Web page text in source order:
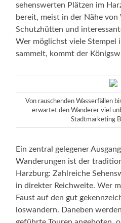
sehenswerten Plätzen im
bereit, meist in der Nähe von
Schutzhütten und
Wer möglichst viele Stempel
sammelt, kommt der
Von rauschenden Wasserfällen
erwartet den Wanderer viel
Stadtmarketing
Ein zentral gelegener
Wanderungen ist der
Harzburg: Zahlreiche
in direkter Reichweite. Wer
Faust auf den gut
loswandern. Daneben